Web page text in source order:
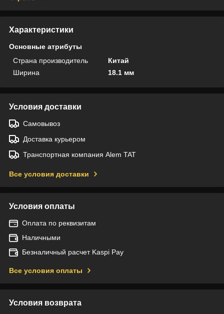
Характеристики
Основные атрибуты
Страна производитель
Китай
Ширина
18.1 мм
Условия доставки
Самовывоз
Доставка курьером
Транспортная компания Alem TAT
Все условия доставки
Условия оплаты
Оплата по реквизитам
Наличными
Безналичный расчет Kaspi Pay
Все условия оплаты
Условия возврата